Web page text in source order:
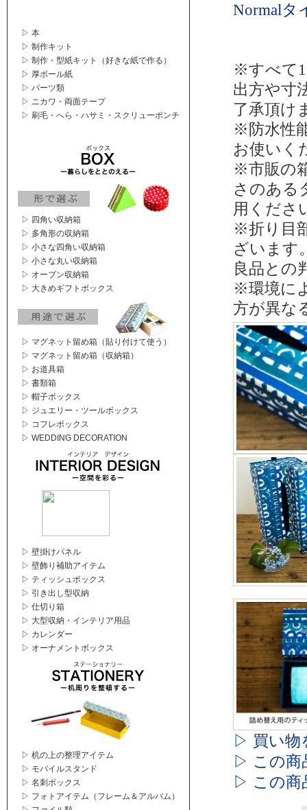
▷ 本
▷ 制作キット
▷ 制作・型紙キット（好きな紙で作る）
▷ 厚ボール紙
▷ パーツ類
▷ ニカワ・両面テープ
▷ 刷毛・へら・ハサミ・スクリューポンチ
▷ 四角い収納箱
▷ 多角形の収納箱
▷ 小さな四角い収納箱
▷ 小さな丸い収納箱
▷ オープン収納箱
▷ 大きめギフトボックス
▷ マグネット留め箱（貼り付けて使う）
▷ マグネット留め箱（収納箱）
▷ お道具箱
▷ 書類箱
▷ 帽子ボックス
▷ ジュエリー・ツールボックス
▷ コフレボックス
▷ WEDDING DECORATION
▷ 壁掛けパネル
▷ 壁飾り補助アイテム
▷ ティッシュボックス
▷ 引き出し型収納
▷ 仕切り箱
▷ 大型収納・インテリア用品
▷ カレンダー
▷ オーナメントボックス
▷ 机の上の整理アイテム
▷ モバイルスタンド
▷ 名刺ボックス
▷ フォトアイテム（フレーム＆アルバム）
Normalタ
※すべて1
出方や寸
了承頂け
※防水性
お使いく
※市販の
さのある
用くださ
※折り目
ざいます
良品との
※環境に
方が異な
▷ 買い物
▷ この商
▷ この商